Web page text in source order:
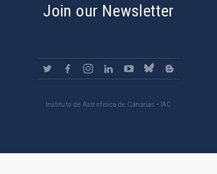
Join our Newsletter
Instituto de Astrofísica de Canarias • IAC